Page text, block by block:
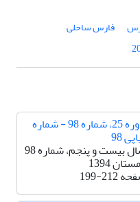
فارس ساحلی
دوره 25، شماره 98 - شماره
98
بیست و پنجم، شماره 98
1394
199-212